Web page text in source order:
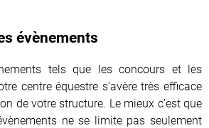
évènements
tels que les concours et les
centre équestre s’avère très efficace
de votre structure. Le mieux c’est que
ne se limite pas seulement